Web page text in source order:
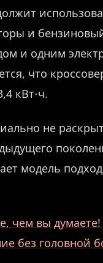
и
и одним
что
кВт⋅ч.
не
модель
вы думаете!
без головной